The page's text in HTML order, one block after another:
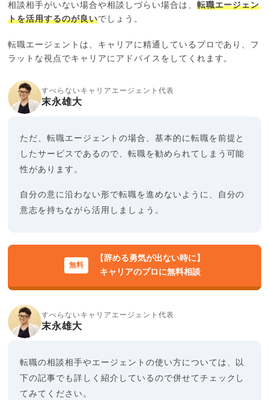
相談相手がいない場合や相談しづらい場合は、 転職エージェン
トを活用するのが良いでしょう。
転職エージェントは、キャリアに精通しているプロであり、フ
ラットな視点でキャリアにアドバイスをしてくれます。
すべらないキャリアエージェント代表
末永雄大
ただ、転職エージェントの場合、基本的に転職を前提と
したサービスであるので、転職を勧められてしまう可能
性があります。
自分の意に沿わない形で転職を進めないように、自分の
意志を持ちながら活用しましょう。
【辞める勇気が出ない時に】
キャリアのプロに無料相談
すべらないキャリアエージェント代表
末永雄大
転職の相談相手やエージェントの使い方については、以
下の記事でも詳しく紹介しているので併せてチェックし
てみてください。